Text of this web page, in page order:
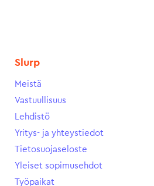
Slurp
Meistä
Vastuullisuus
Lehdistö
Yritys- ja yhteystiedot
Tietosuojaseloste
Yleiset sopimusehdot
Työpaikat